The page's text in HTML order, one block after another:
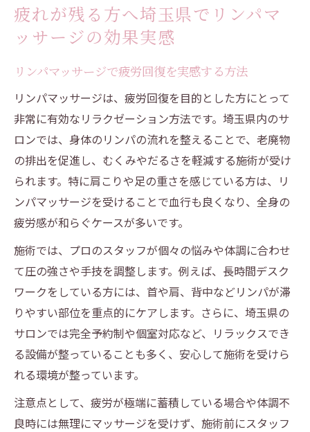
果
口コミから見るリンパマッサージの実際の
リンパマッサージのリラクゼーション効果
とは
むくみ解消にはリンパマッサージが有効な理由
リンパマッサージがむくみに効く仕組み
むくみ改善にリンパマッサージが選ばれる
理由
埼玉県のリンパマッサージでむくみ予防
リンパマッサージとセルフケアの違い
リンパマッサージで足のむくみを解消する
秘訣
整体とリンパマッサージは何が違う？埼玉県で
選ぶポイント
整体とリンパマッサージの違いを徹底解説
どちらを選ぶか迷ったときのリンパマッサ
ージ活用法
リンパマッサージと整体のメリット比較
疲れが残る方へ埼玉県でリンパマ
ッサージの効果実感
リンパマッサージで疲労回復を実感する方法
リンパマッサージは、疲労回復を目的とした方にとって
非常に有効なリラクゼーション方法です。埼玉県内のサ
ロンでは、身体のリンパの流れを整えることで、老廃物
の排出を促進し、むくみやだるさを軽減する施術が受け
られます。特に肩こりや足の重さを感じている方は、リ
ンパマッサージを受けることで血行も良くなり、全身の
疲労感が和らぐケースが多いです。
施術では、プロのスタッフが個々の悩みや体調に合わせ
て圧の強さや手技を調整します。例えば、長時間デスク
ワークをしている方には、首や肩、背中などリンパが滞
りやすい部位を重点的にケアします。さらに、埼玉県の
サロンでは完全予約制や個室対応など、リラックスでき
る設備が整っていることも多く、安心して施術を受けら
れる環境が整っています。
注意点として、疲労が極端に蓄積している場合や体調不
良時には無理にマッサージを受けず、施術前にスタッフ